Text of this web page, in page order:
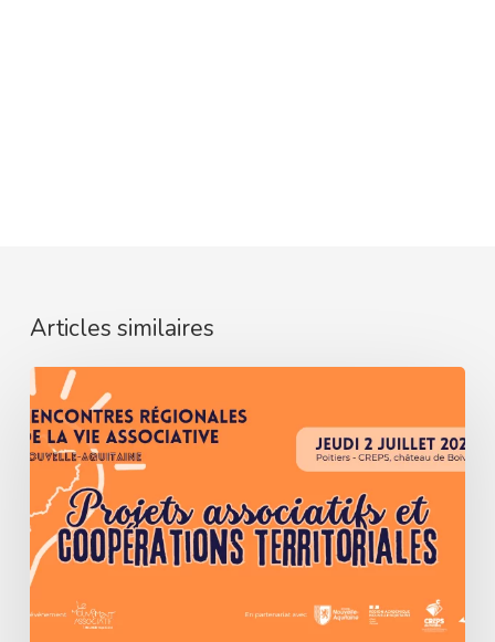
Articles similaires
5ᵉ
Rencontres
Régionales
la
Vie
Associative